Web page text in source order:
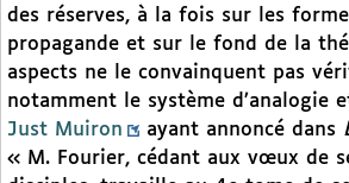
des réserves, à la fois sur les
propagande et sur le fond de la
aspects ne le convainquent pas
notamment le système d’analogie
Just Muiron
ayant annoncé dans
« M. Fourier, cédant aux vœux de